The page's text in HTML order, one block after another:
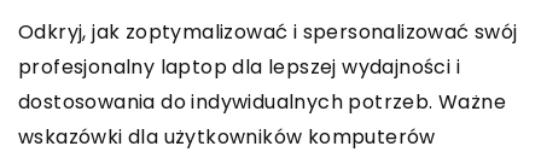
Odkryj, jak zoptymalizować i spersonalizować swój
profesjonalny laptop dla lepszej wydajności i
dostosowania do indywidualnych potrzeb. Ważne
wskazówki dla użytkowników komputerów